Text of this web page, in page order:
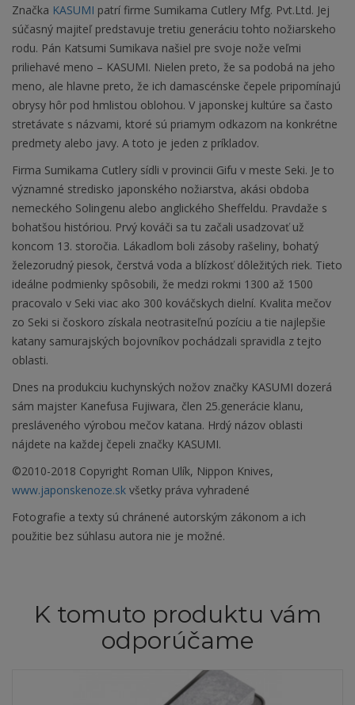
Značka KASUMI patrí firme Sumikama Cutlery Mfg. Pvt.Ltd. Jej
súčasný majiteľ predstavuje tretiu generáciu tohto nožiarskeho
rodu. Pán Katsumi Sumikava našiel pre svoje nože veľmi
priliehavé meno – KASUMI. Nielen preto, že sa podobá na jeho
meno, ale hlavne preto, že ich damascénske čepele pripomínajú
obrysy hôr pod hmlistou oblohou. V japonskej kultúre sa často
stretávate s názvami, ktoré sú priamym odkazom na konkrétne
predmety alebo javy. A toto je jeden z príkladov.
Firma Sumikama Cutlery sídli v provincii Gifu v meste Seki. Je to
významné stredisko japonského nožiarstva, akási obdoba
nemeckého Solingenu alebo anglického Sheffeldu. Pravdaže s
bohatšou históriou. Prvý kováči sa tu začali usadzovať už
koncom 13. storočia. Lákadlom boli zásoby rašeliny, bohatý
železorudný piesok, čerstvá voda a blízkosť dôležitých riek. Tieto
ideálne podmienky spôsobili, že medzi rokmi 1300 až 1500
pracovalo v Seki viac ako 300 kováčskych dielní. Kvalita mečov
zo Seki si čoskoro získala neotrasiteľnú pozíciu a tie najlepšie
katany samurajských bojovníkov pochádzali spravidla z tejto
oblasti.
Dnes na produkciu kuchynských nožov značky KASUMI dozerá
sám majster Kanefusa Fujiwara, člen 25.generácie klanu,
presláveného výrobou mečov katana. Hrdý názov oblasti
nájdete na každej čepeli značky KASUMI.
©2010-2018 Copyright Roman Ulík, Nippon Knives,
www.japonskenoze.sk všetky práva vyhradené
Fotografie a texty sú chránené autorským zákonom a ich
použitie bez súhlasu autora nie je možné.
K tomuto produktu vám
odporúčame